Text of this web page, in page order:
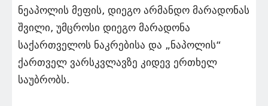
ნეაპოლის მეფის, დიეგო არმანდო მარადონას
შვილი, უმცროსი დიეგო მარადონა
საქართველოს ნაკრებისა და „ნაპოლის“
ქართველ ვარსკვლავზე კიდევ ერთხელ
საუბრობს.